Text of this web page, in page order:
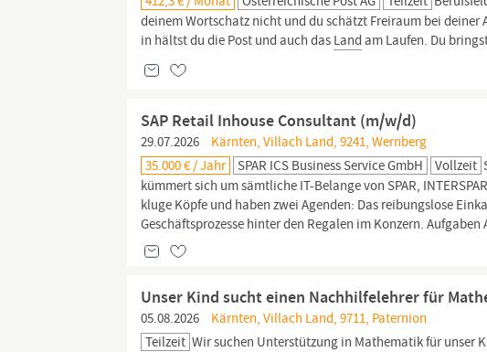
deinem Wortschatz nicht und du schätzt Freiraum bei
in hältst du die Post und auch das Land am Laufen. Du
SAP Retail Inhouse Consultant (m/w/d)
29.07.2026
Kärnten, Villach Land, 9241, Wernberg
35.000 € / Jahr
SPAR ICS Business Service GmbH Vollzeit
kümmert sich um sämtliche IT-Belange von SPAR,
kluge Köpfe und haben zwei Agenden: Das reibungslose
Geschäftsprozesse hinter den Regalen im Konzern. Aufgaben
Unser Kind sucht einen Nachhilfelehrer für
05.08.2026
Kärnten, Villach Land, 9711, Paternion
Teilzeit Wir suchen Unterstützung in Mathematik für unser